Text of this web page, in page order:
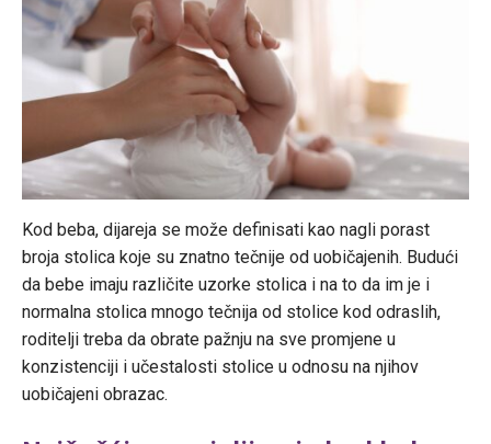
Kod beba, dijareja se može definisati kao nagli porast
broja stolica koje su znatno tečnije od uobičajenih. Budući
da bebe imaju različite uzorke stolica i na to da im je i
normalna stolica mnogo tečnija od stolice kod odraslih,
roditelji treba da obrate pažnju na sve promjene u
konzistenciji i učestalosti stolice u odnosu na njihov
uobičajeni obrazac.